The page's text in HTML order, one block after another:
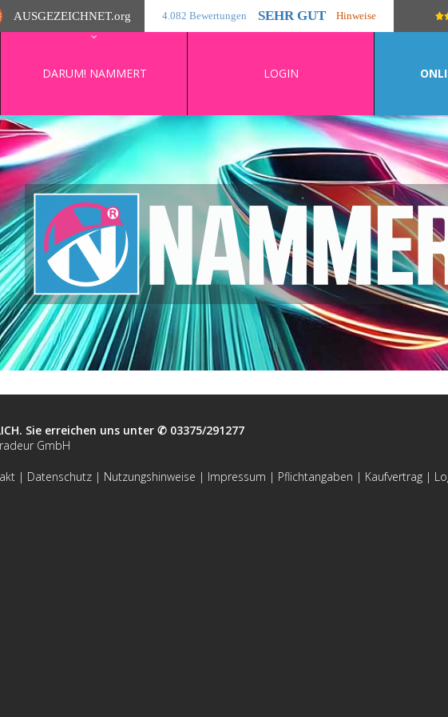
AUSGEZEICHNET.org 4.082 Bewertungen SEHR GUT Hinweise
DARUM! NAMMERT LOGIN
Sie erreichen uns unter ✆ 03375/291277
GmbH
| Datenschutz | Nutzungshinweise | Impressum | Pflichtangaben | Kaufvertrag |